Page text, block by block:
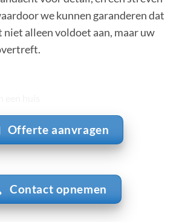
we kunnen garanderen dat
alleen voldoet aan, maar uw
Offerte aanvragen
Contact opnemen